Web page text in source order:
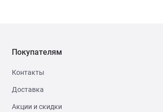
Покупателям
Контакты
Доставка
Акции и скидки